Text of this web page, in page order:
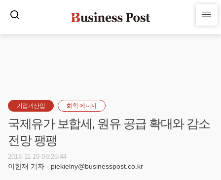
기업과산업 화학·에너지
국제유가 보합세, 원유 공급 확대와 감소
전망 팽팽
2018-11-19 08:25:44
이한재 기자 - piekielny@businesspost.co.kr